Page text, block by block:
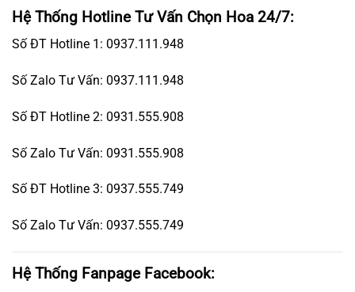
Hệ Thống Hotline Tư Vấn Chọn Hoa 24/7:
Số ĐT Hotline 1: 0937.111.948
Số Zalo Tư Vấn: 0937.111.948
Số ĐT Hotline 2: 0931.555.908
Số Zalo Tư Vấn: 0931.555.908
Số ĐT Hotline 3: 0937.555.749
Số Zalo Tư Vấn: 0937.555.749
Hệ Thống Fanpage Facebook: